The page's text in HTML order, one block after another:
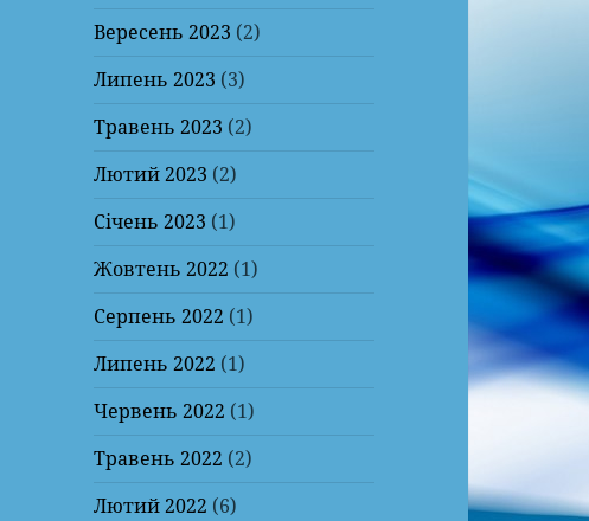
Вересень 2023 (2)
Липень 2023 (3)
Травень 2023 (2)
Лютий 2023 (2)
Січень 2023 (1)
Жовтень 2022 (1)
Серпень 2022 (1)
Липень 2022 (1)
Червень 2022 (1)
Травень 2022 (2)
Лютий 2022 (6)